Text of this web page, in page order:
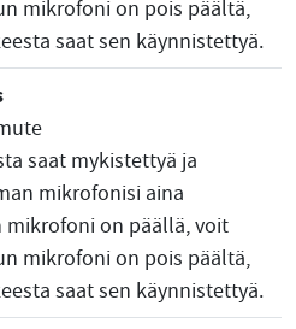
mikrofoni on pois päältä,
saat sen käynnistettyä.
saat mykistettyä ja
mikrofonisi aina
mikrofoni on päällä, voit
mikrofoni on pois päältä,
saat sen käynnistettyä.